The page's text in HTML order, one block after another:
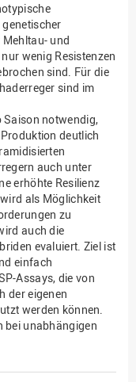
und
wenig Resistenzen
sind. Für die
sind im
notwendig,
deutlich
auch unter
erhöhte Resilienz
als Möglichkeit
zu
auch die
evaluiert. Ziel ist
einfach
Assays, die von
der eigenen
werden können.
bei unabhängigen